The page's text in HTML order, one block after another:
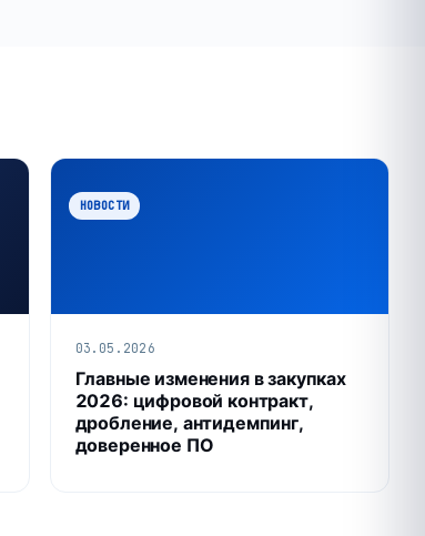
НОВОСТИ
03.05.2026
Главные изменения в закупках
2026: цифровой контракт,
дробление, антидемпинг,
доверенное ПО